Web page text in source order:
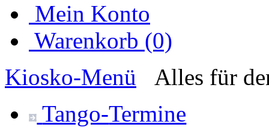
Mein Konto
Warenkorb (0)
Kiosko-Menü
Alles für
Tango-Termine